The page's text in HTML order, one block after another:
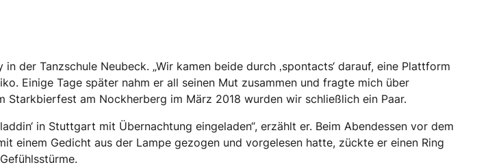
der Tanzschule Neubeck. „Wir kamen beide durch ‚spontacts‘ darauf, eine Plattform
Einige Tage später nahm er all seinen Mut zusammen und fragte mich über
Starkbierfest am Nockherberg im März 2018 wurden wir schließlich ein Paar.
in Stuttgart mit Übernachtung eingeladen“, erzählt er. Beim Abendessen vor dem
einem Gedicht aus der Lampe gezogen und vorgelesen hatte, zückte er einen Ring